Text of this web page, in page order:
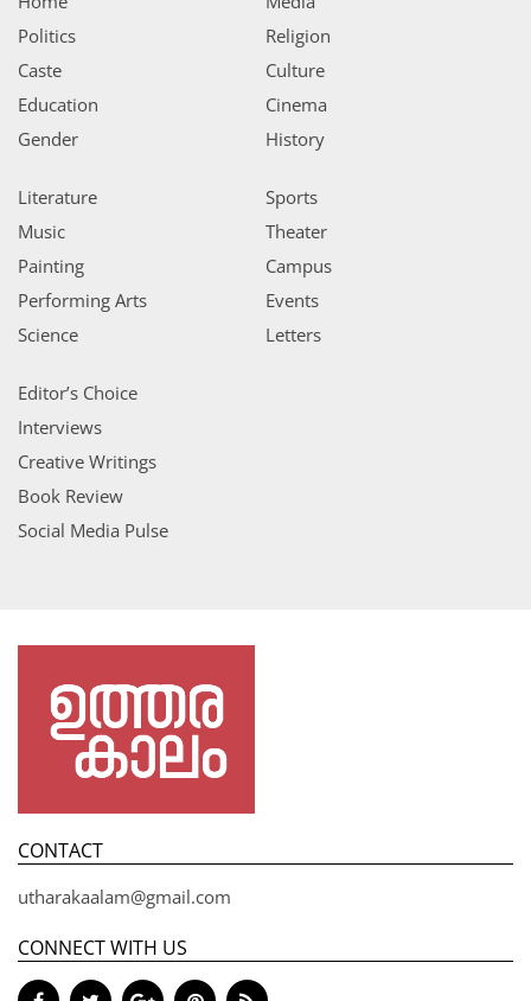
Politics
Caste
Education
Gender
Religion
Culture
Cinema
History
Literature
Music
Painting
Performing Arts
Science
Sports
Theater
Campus
Events
Letters
Editor’s Choice
Interviews
Creative Writings
Book Review
Social Media Pulse
CONTACT
utharakaalam@gmail.com
CONNECT WITH US